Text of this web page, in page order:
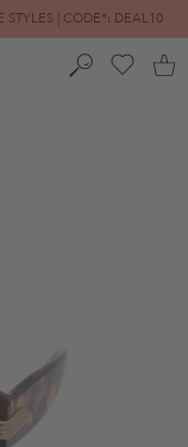
STYLES | CODE*: DEAL10